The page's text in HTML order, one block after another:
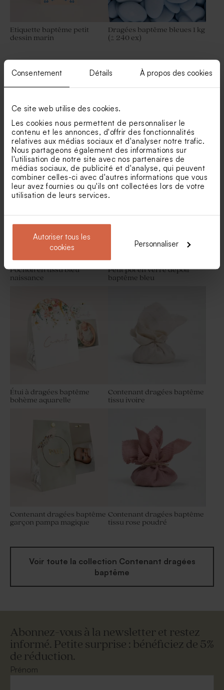
Consentement Détails À propos des cookies
Ce site web utilise des cookies.
Les cookies nous permettent de personnaliser le
contenu et les annonces, d'offrir des fonctionnalités
relatives aux médias sociaux et d'analyser notre trafic.
Nous partageons également des informations sur
l'utilisation de notre site avec nos partenaires de
médias sociaux, de publicité et d'analyse, qui peuvent
combiner celles-ci avec d'autres informations que vous
leur avez fournies ou qu'ils ont collectées lors de votre
utilisation de leurs services.
Autoriser tous les
cookies
Personnaliser
Etiquette baptême petit
dessin marin
Dragées baptême bleues 1 kg
(± 240 ex)
Tube à bulles baptême bleu
vintage
Dragées lentilles baptême
marbrées bleues 1 kg (± 1120
ex)
kg (± 240 ex)
Voir +
Nos clients ont aussi aimé...
Pochon en tissu bleu
naissance
Petit pot en verre dépoli
baptême bleu
Étui à dragées baptême
bohème aquarelle
Contenant dragées baptême
tissu ivoire
Contenant dragées baptême
garçon pampa magique
Contenant dragées baptême
tissu rose poudré
Voir toute la collection Contenant dragées
baptême
Abonnez-vous à la newsletter et restez
informé. Petite surprise : bénéficiez de 5%
de réduction.
Prénom